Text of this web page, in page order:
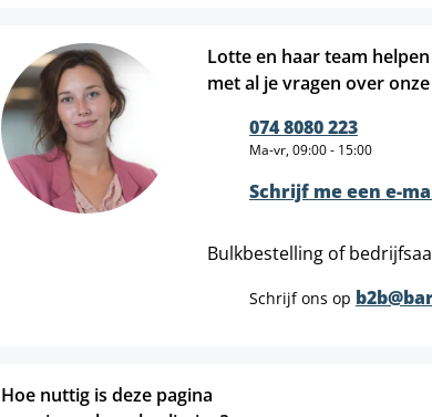
Lotte en haar team
met al je vragen over
074 8080 223
Ma-vr, 09:00 - 15:00
Schrijf me een e-
Bulkbestelling of
Schrijf ons op
Hoe nuttig is deze pagina